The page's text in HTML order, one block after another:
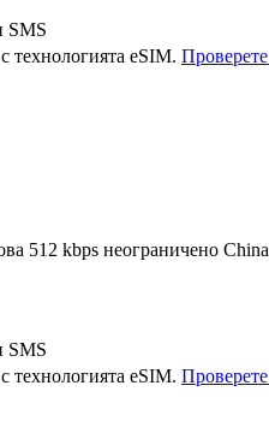
SMS
технологията eSIM.
512 kbps неограничено
SMS
технологията eSIM.